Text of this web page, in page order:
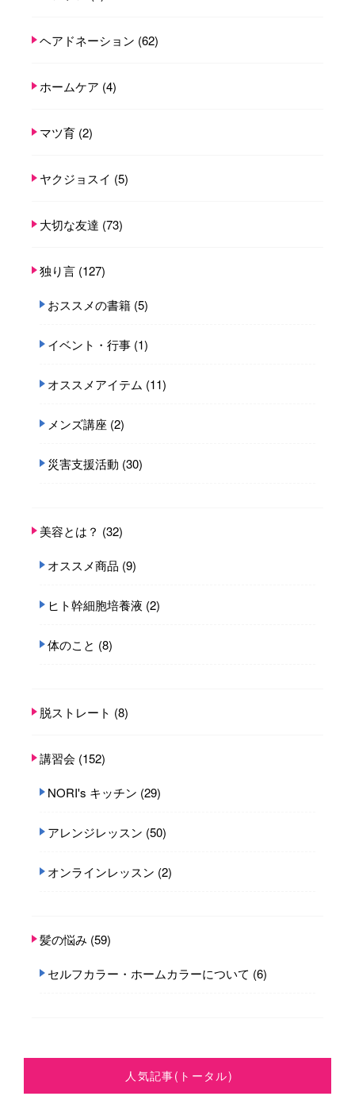
ヘアドネーション (62)
ホームケア (4)
マツ育 (2)
ヤクジョスイ (5)
大切な友達 (73)
独り言 (127)
おススメの書籍 (5)
イベント・行事 (1)
オススメアイテム (11)
メンズ講座 (2)
災害支援活動 (30)
美容とは？ (32)
オススメ商品 (9)
ヒト幹細胞培養液 (2)
体のこと (8)
脱ストレート (8)
講習会 (152)
NORI's キッチン (29)
アレンジレッスン (50)
オンラインレッスン (2)
髪の悩み (59)
セルフカラー・ホームカラーについて (6)
人気記事(トータル)